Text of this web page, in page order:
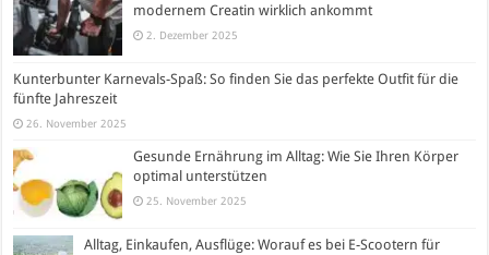
modernem Creatin wirklich ankommt
2. Dezember 2025
Kunterbunter Karnevals-Spaß: So finden Sie das perfekte Outfit für die
fünfte Jahreszeit
26. November 2025
Gesunde Ernährung im Alltag: Wie Sie Ihren Körper
optimal unterstützen
25. November 2025
Alltag, Einkaufen, Ausflüge: Worauf es bei E-Scootern für